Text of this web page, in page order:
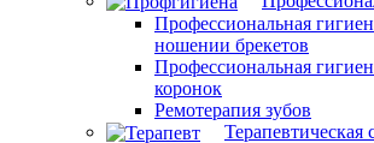
Профессиональная
ношении брекетов
Профессиональная
коронок
Ремотерапия зубов
Терапевтическая